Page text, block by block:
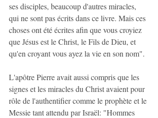
ses disciples, beaucoup d'autres miracles,
qui ne sont pas écrits dans ce livre. Mais ces
choses ont été écrites afin que vous croyiez
que Jésus est le Christ, le Fils de Dieu, et
qu'en croyant vous ayez la vie en son nom".
L'apôtre Pierre avait aussi compris que les
signes et les miracles du Christ avaient pour
rôle de l'authentifier comme le prophète et le
Messie tant attendu par Israël: "Hommes